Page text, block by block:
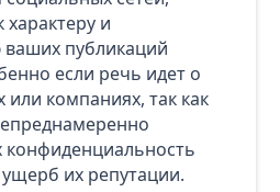
характеру и
публикаций
если речь идет о
или компаниях, так как
конфиденциальность
их репутации.